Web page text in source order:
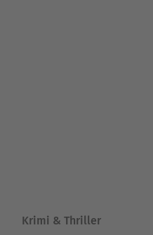
Krimi & Thriller